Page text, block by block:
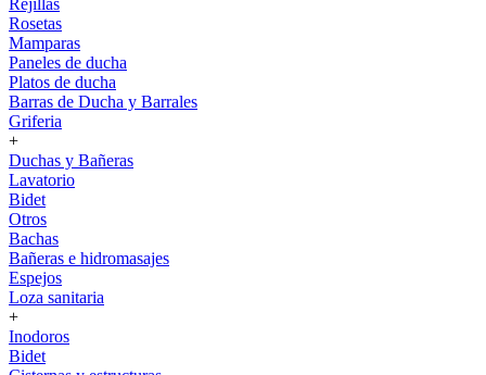
Rejillas
Rosetas
Mamparas
Paneles de ducha
Platos de ducha
Barras de Ducha y Barrales
Griferia
+
Duchas y Bañeras
Lavatorio
Bidet
Otros
Bachas
Bañeras e hidromasajes
Espejos
Loza sanitaria
+
Inodoros
Bidet